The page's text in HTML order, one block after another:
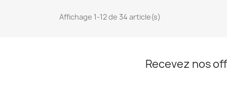
Affichage 1-12 de 34 article(s)
Recevez nos